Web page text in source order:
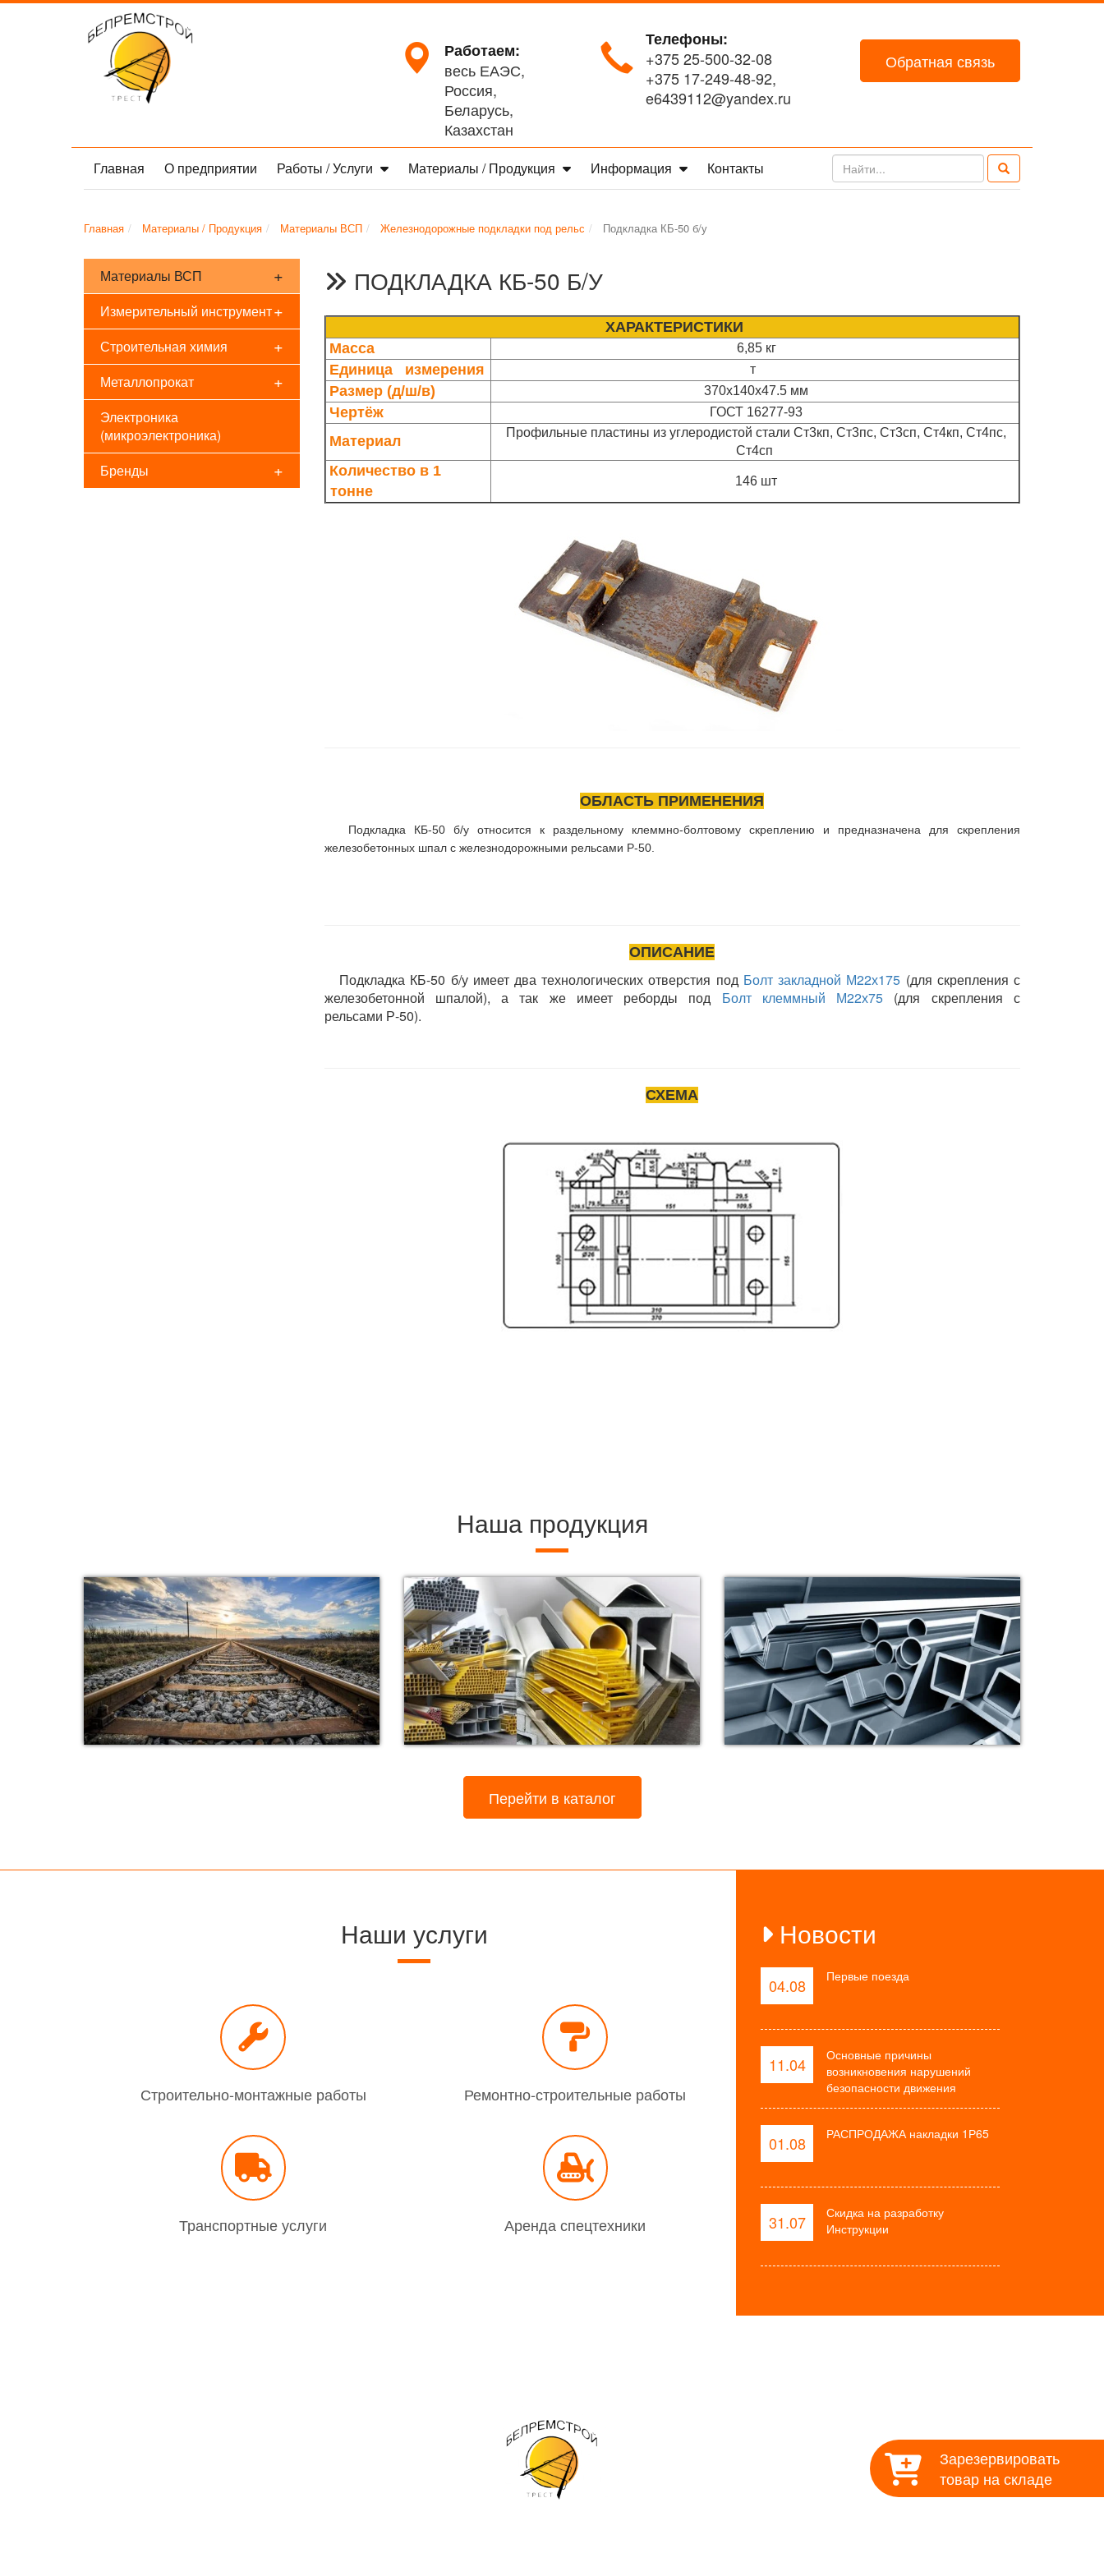
Работаем:
весь ЕАЭС,
Россия,
Беларусь,
Казахстан
Телефоны:
+375 25-500-32-08
+375 17-249-48-92,
e6439112@yandex.ru
Обратная связь
Главная О предприятии Работы / Услуги Материалы / Продукция Информация Контакты
Главная Материалы / Продукция Материалы ВСП Железнодорожные подкладки под рельс Подкладка КБ-50 б/у
Материалы ВСП +
Измерительный инструмент+
Строительная химия +
Металлопрокат +
Электроника
(микроэлектроника)
Бренды
+
ПОДКЛАДКА КБ-50 Б/У
ХАРАКТЕРИСТИКИ
Масса
6,85 кг
Единица измерения т
Размер (д/ш/в) 370x140x47.5 мм
Чертёж ГОСТ 16277-93
Материал
П рофильные пластины из углеродистой стали Ст3кп, Ст3пс, Ст3сп, Ст4кп, Ст4пс,
Ст4сп
Количество в 1
тонне
146 шт
ОБЛАСТЬ ПРИМЕНЕНИЯ
Подкладка КБ-50 б/у относится к раздельному клеммно-болтовому скреплению и предназначена для скрепления
железобетонных шпал с железнодорожными рельсами Р-50.
ОПИСАНИЕ
Подкладка КБ-50 б/у имеет два технологических отверстия под Болт закладной М22х175 (для скрепления с
железобетонной шпалой), а так же имеет реборды под Болт клеммный М22х75 (для скрепления с
рельсами Р-50).
СХЕМА
Наша продукция
Перейти в каталог
Наши услуги
Строительно-монтажные работы Ремонтно-строительные работы
Транспортные услуги Аренда спецтехники
Новости
04.08 Первые поезда
11.04
Основные причины
возникновения нарушений
безопасности движения
01.08 РАСПРОДАЖА накладки 1Р65
31.07
Скидка на разработку
Инструкции
Зарезервировать
товар на складе